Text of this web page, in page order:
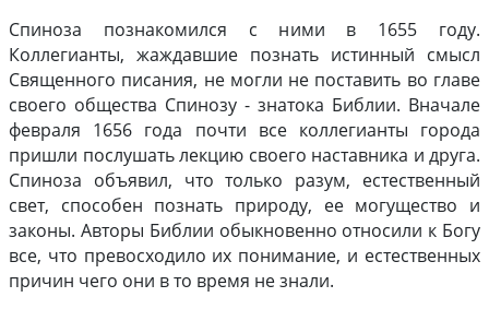
Спиноза познакомился с ними в 1655 году.
Коллегианты, жаждавшие познать истинный смысл
Священного писания, не могли не поставить во главе
своего общества Спинозу - знатока Библии. Вначале
февраля 1656 года почти все коллегианты города
пришли послушать лекцию своего наставника и друга.
Спиноза объявил, что только разум, естественный
свет, способен познать природу, ее могущество и
законы. Авторы Библии обыкновенно относили к Богу
все, что превосходило их понимание, и естественных
причин чего они в то время не знали.